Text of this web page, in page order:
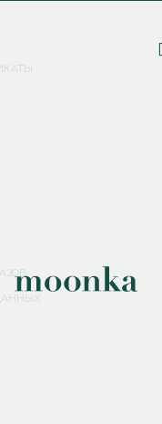
Соглашаюсь с